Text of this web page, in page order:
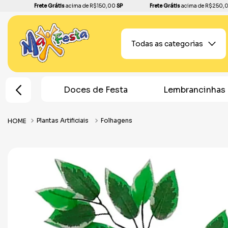
Frete Grátisacima de R$150,00 SP Frete Grátisacima de
Todas as categorias
Doces de Festa Lembrancinhas
Plantas Artificiais Folhagens